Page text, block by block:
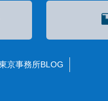
京事務所BLOG